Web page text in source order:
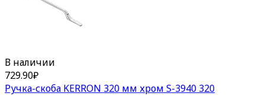
В наличии
729.90₽
Ручка-скоба KERRON 320 мм хром S-3940 320